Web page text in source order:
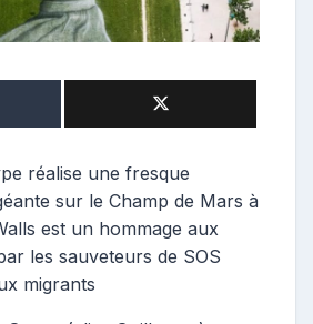
réalise une fresque
sur le Champ de Mars à
est un hommage aux
les sauveteurs de SOS
migrants